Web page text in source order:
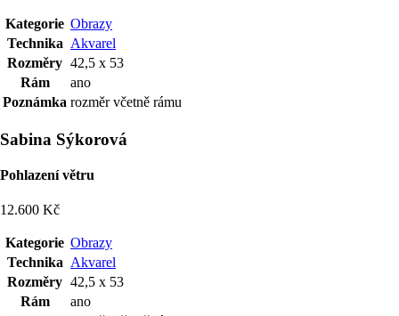
Kategorie Obrazy
Technika Akvarel
Rozměry 42,5 x 53
Rám
ano
Poznámka rozměr včetně rámu
Sabina Sýkorová
Pohlazení větru
12.600 Kč
Kategorie Obrazy
Technika Akvarel
Rozměry 42,5 x 53
Rám
ano